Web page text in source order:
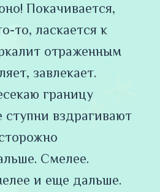
Покачивается,
то, ласкается к
отраженным
завлекает.
границу
вздрагивают
Смелее.
и еще дальше.